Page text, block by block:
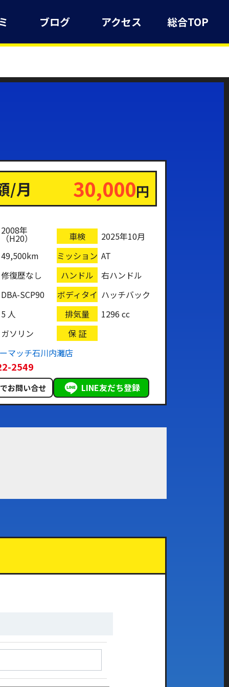
ブログ アクセス 総合TOP
/月 30,000円
2008年
（H20） 車検
2025年10月
49,500km
ミッション AT
修復歴なし
ハンドル
右ハンドル
DBA-SCP90
ボディタイ
プ
ハッチバック
5 人
排気量
1296 cc
ガソリン
保 証
マッチ石川内灘店
2549
お問い合せ LINE友だち登録